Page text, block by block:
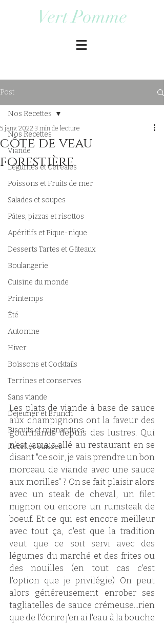
Vert Pomme
Post
Nos Recettes
Viande
Légumes et Cereales
Poissons et Fruits de mer
Salades et soupes
Pâtes, pizzas et risottos
Apéritifs et Pique-nique
Desserts Tartes et Gâteaux
Boulangerie
Cuisine du monde
Printemps
Été
Automne
Hiver
Boissons et Cocktails
Terrines et conserves
Sans viande
Déjeuner et Brunch
Biscuits et mignardises
Recettes suisses
Nos Recettes
côte de veau
forestière
5 janv. 2022 3 min de lecture
Les plats de viande à base de sauce
aux champignons ont la faveur des
gourmands depuis des lustres. Qui
n'est jamais allé au restaurant en se
disant "ce soir, je vais prendre un bon
morceau de viande avec une sauce
aux morilles" ? On se fait plaisir alors
avec un steak de cheval, un filet
mignon ou encore un rumsteak de
boeuf. Et ce qui est encore meilleur
avec tout ça, c'est que la tradition
veut que ce soit servi avec des
légumes du marché et des frites ou
des nouilles (en tout cas c'est
l'option que je privilégie) On peut
alors généreusement enrober ses
tagliatelles de sauce crémeuse...rien
que de l'écrire j'en ai l'eau à la bouche